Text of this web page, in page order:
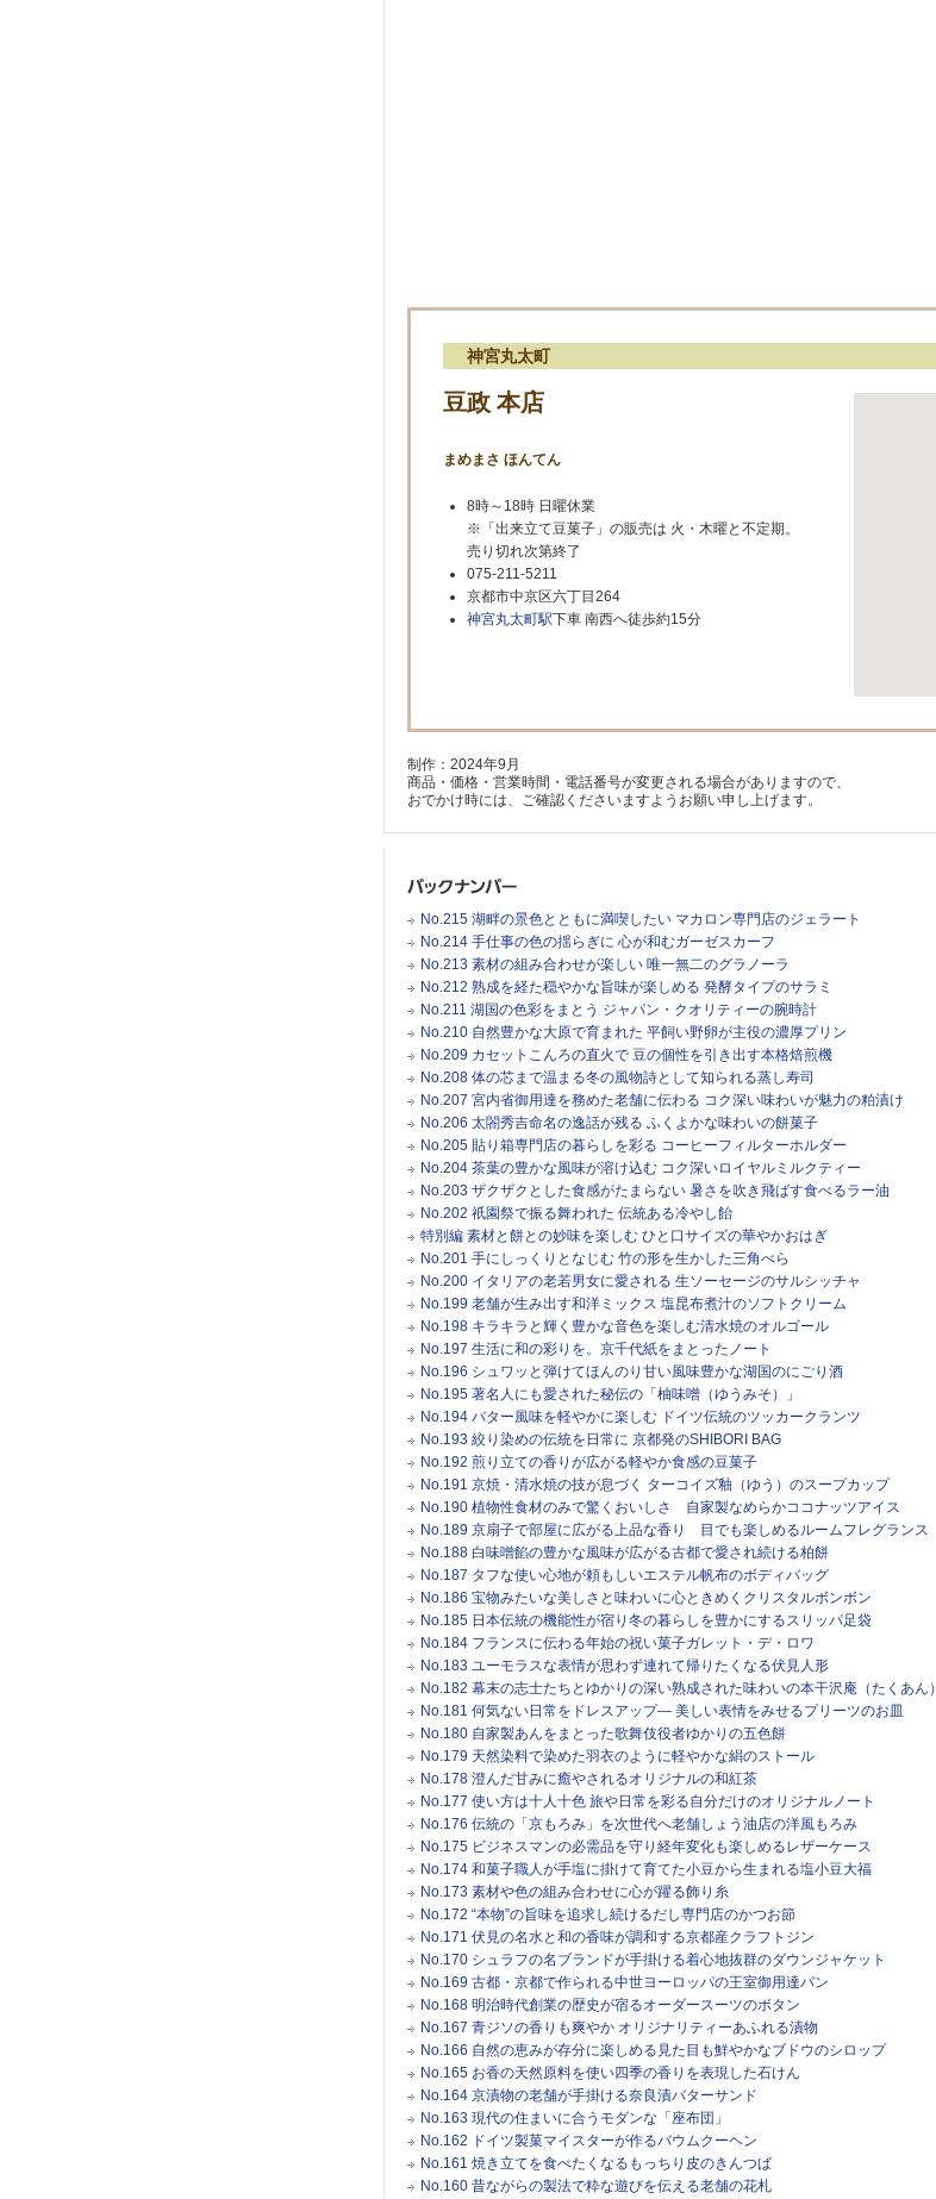
神宮丸太町
豆政 本店
まめまさ ほんてん
8時～18時 日曜休業
※「出来立て豆菓子」の販売は 火・木曜と不定期。
売り切れ次第終了
075-211-5211
京都市中京区六丁目264
神宮丸太町駅下車 南西へ徒歩約15分
制作：2024年9月
商品・価格・営業時間・電話番号が変更される場合がありますので、
おでかけ時には、ご確認くださいますようお願い申し上げます。
No.215 湖畔の景色とともに満喫したい マカロン専門店のジェラート
No.214 手仕事の色の揺らぎに 心が和むガーゼスカーフ
No.213 素材の組み合わせが楽しい 唯一無二のグラノーラ
No.212 熟成を経た穏やかな旨味が楽しめる 発酵タイプのサラミ
No.211 湖国の色彩をまとう ジャパン・クオリティーの腕時計
No.210 自然豊かな大原で育まれた 平飼い野卵が主役の濃厚プリン
No.209 カセットこんろの直火で 豆の個性を引き出す本格焙煎機
No.208 体の芯まで温まる冬の風物詩として知られる蒸し寿司
No.207 宮内省御用達を務めた老舗に伝わる コク深い味わいが魅力の粕漬け
No.206 太閤秀吉命名の逸話が残る ふくよかな味わいの餅菓子
No.205 貼り箱専門店の暮らしを彩る コーヒーフィルターホルダー
No.204 茶葉の豊かな風味が溶け込む コク深いロイヤルミルクティー
No.203 ザクザクとした食感がたまらない 暑さを吹き飛ばす食べるラー油
No.202 祇園祭で振る舞われた 伝統ある冷やし飴
特別編 素材と餅との妙味を楽しむ ひと口サイズの華やかおはぎ
No.201 手にしっくりとなじむ 竹の形を生かした三角べら
No.200 イタリアの老若男女に愛される 生ソーセージのサルシッチャ
No.199 老舗が生み出す和洋ミックス 塩昆布煮汁のソフトクリーム
No.198 キラキラと輝く豊かな音色を楽しむ清水焼のオルゴール
No.197 生活に和の彩りを。京千代紙をまとったノート
No.196 シュワッと弾けてほんのり甘い風味豊かな湖国のにごり酒
No.195 著名人にも愛された秘伝の「柚味噌（ゆうみそ）」
No.194 バター風味を軽やかに楽しむ ドイツ伝統のツッカークランツ
No.193 絞り染めの伝統を日常に 京都発のSHIBORI BAG
No.192 煎り立ての香りが広がる軽やか食感の豆菓子
No.191 京焼・清水焼の技が息づく ターコイズ釉（ゆう）のスープカップ
No.190 植物性食材のみで驚くおいしさ 自家製なめらかココナッツアイス
No.189 京扇子で部屋に広がる上品な香り 目でも楽しめるルームフレグランス
No.188 白味噌餡の豊かな風味が広がる古都で愛され続ける柏餅
No.187 タフな使い心地が頼もしいエステル帆布のボディバッグ
No.186 宝物みたいな美しさと味わいに心ときめくクリスタルボンボン
No.185 日本伝統の機能性が宿り冬の暮らしを豊かにするスリッパ足袋
No.184 フランスに伝わる年始の祝い菓子ガレット・デ・ロワ
No.183 ユーモラスな表情が思わず連れて帰りたくなる伏見人形
No.182 幕末の志士たちとゆかりの深い熟成された味わいの本干沢庵（たくあん）
No.181 何気ない日常をドレスアップ― 美しい表情をみせるプリーツのお皿
No.180 自家製あんをまとった歌舞伎役者ゆかりの五色餅
No.179 天然染料で染めた羽衣のように軽やかな絹のストール
No.178 澄んだ甘みに癒やされるオリジナルの和紅茶
No.177 使い方は十人十色 旅や日常を彩る自分だけのオリジナルノート
No.176 伝統の「京もろみ」を次世代へ老舗しょう油店の洋風もろみ
No.175 ビジネスマンの必需品を守り経年変化も楽しめるレザーケース
No.174 和菓子職人が手塩に掛けて育てた小豆から生まれる塩小豆大福
No.173 素材や色の組み合わせに心が躍る飾り糸
No.172 “本物”の旨味を追求し続けるだし専門店のかつお節
No.171 伏見の名水と和の香味が調和する京都産クラフトジン
No.170 シュラフの名ブランドが手掛ける着心地抜群のダウンジャケット
No.169 古都・京都で作られる中世ヨーロッパの王室御用達パン
No.168 明治時代創業の歴史が宿るオーダースーツのボタン
No.167 青ジソの香りも爽やか オリジナリティーあふれる漬物
No.166 自然の恵みが存分に楽しめる見た目も鮮やかなブドウのシロップ
No.165 お香の天然原料を使い四季の香りを表現した石けん
No.164 京漬物の老舗が手掛ける奈良漬バターサンド
No.163 現代の住まいに合うモダンな「座布団」
No.162 ドイツ製菓マイスターが作るバウムクーヘン
No.161 焼き立てを食べたくなるもっちり皮のきんつば
No.160 昔ながらの製法で粋な遊びを伝える老舗の花札